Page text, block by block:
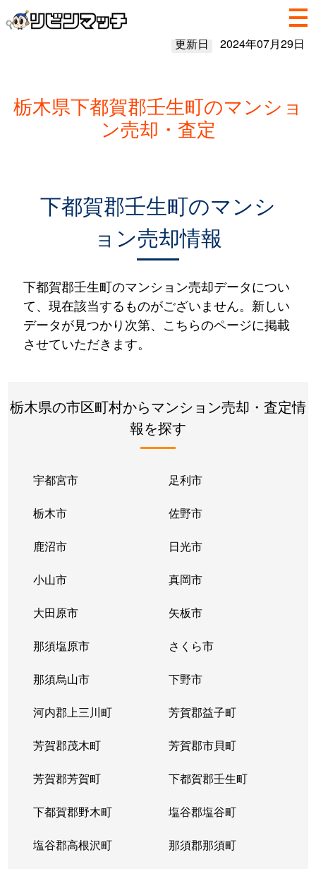
更新日 2024年07月29日
栃木県下都賀郡壬生町のマンショ
ン売却・査定
下都賀郡壬生町のマンシ
ョン売却情報
下都賀郡壬生町のマンション売却データについ
て、現在該当するものがございません。新しい
データが見つかり次第、こちらのページに掲載
させていただきます。
栃木県の市区町村からマンション売却・査定情
報を探す
宇都宮市 足利市
栃木市 佐野市
鹿沼市 日光市
小山市 真岡市
大田原市 矢板市
那須塩原市 さくら市
那須烏山市 下野市
河内郡上三川町 芳賀郡益子町
芳賀郡茂木町 芳賀郡市貝町
芳賀郡芳賀町 下都賀郡壬生町
下都賀郡野木町 塩谷郡塩谷町
塩谷郡高根沢町 那須郡那須町